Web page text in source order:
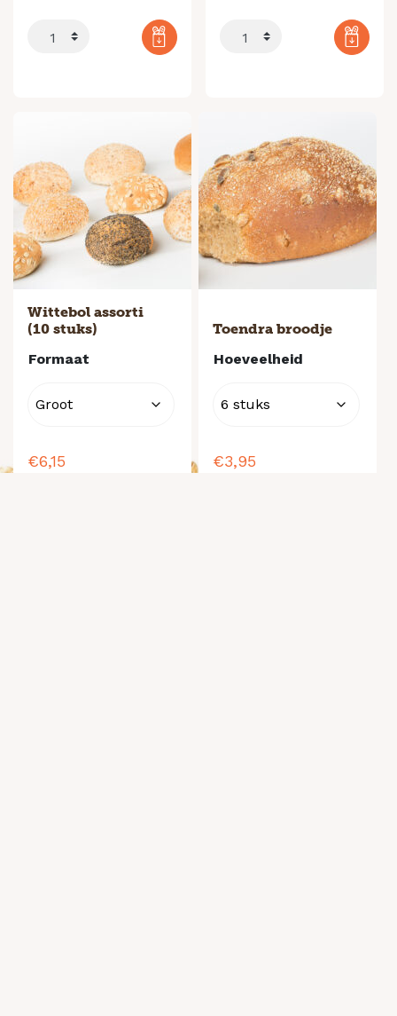
Wittebol assorti
(10 stuks)
Formaat
€6,15
Toendra broodje
Hoeveelheid
€3,95